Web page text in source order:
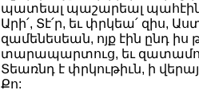
պատեալ պաշարեալ պահէին
Արի՛, Տէ՛ր, եւ փրկեա՛ զիս,
զամենեսեան, ոյք էին ընդ իս
տարապարտուց, եւ
Տեառնդ է փրկութիւն, ի
Քո: